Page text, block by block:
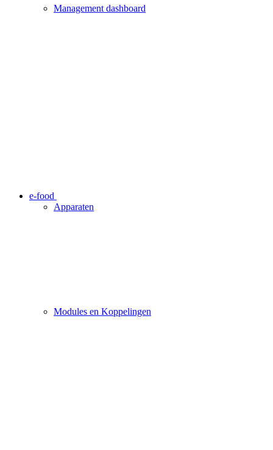
Management dashboard
e-food
Apparaten
Modules en Koppelingen